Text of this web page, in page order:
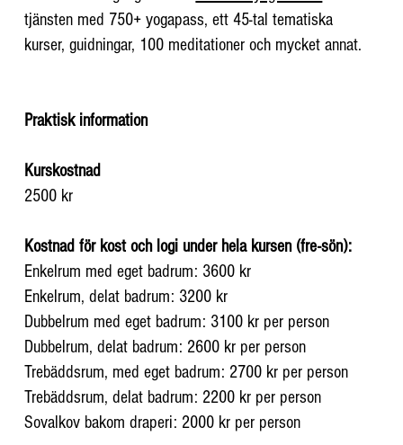
tjänsten med 750+ yogapass, ett 45-tal tematiska
kurser, guidningar, 100 meditationer och mycket annat.
Praktisk information
Kurskostnad
2500 kr
Kostnad för kost och logi under hela kursen (fre-sön):
Enkelrum med eget badrum: 3600 kr
Enkelrum, delat badrum: 3200 kr
Dubbelrum med eget badrum: 3100 kr per person
Dubbelrum, delat badrum: 2600 kr per person
Trebäddsrum, med eget badrum: 2700 kr per person
Trebäddsrum, delat badrum: 2200 kr per person
Sovalkov bakom draperi: 2000 kr per person